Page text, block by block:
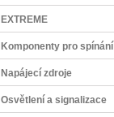
EXTREME
Komponenty pro spínání
Napájecí zdroje
Osvětlení a signalizace